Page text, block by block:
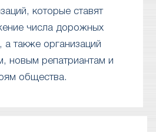
которые ставят
числа дорожных
а также организаций
новым репатриантам и
общества.